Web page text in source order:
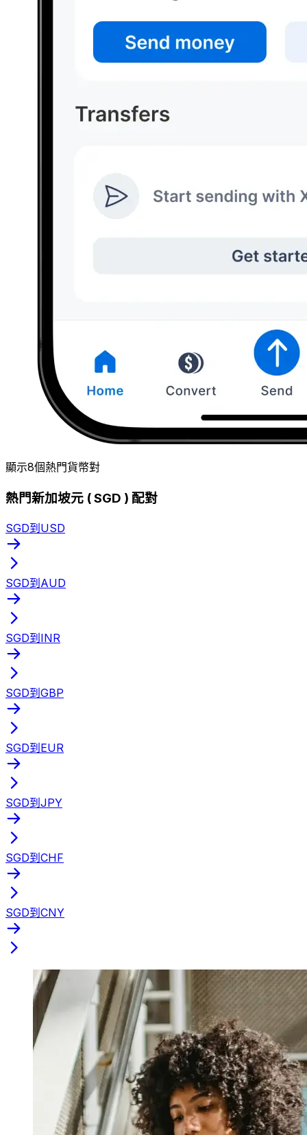
顯示8個熱門貨幣對
熱門新加坡元 ( SGD ) 配對
SGD到USD
SGD到AUD
SGD到INR
SGD到GBP
SGD到EUR
SGD到JPY
SGD到CHF
SGD到CNY